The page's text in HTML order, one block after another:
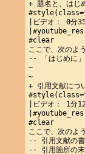
+ 題名と、はじ
|ビデオ： 0分
#clear
ここで、次のよ
-- 「はじめに」
~
~
+ 引用文献につ
|ビデオ： 1分
#clear
ここで、次のよ
-- 引用文献の書
-- 引用箇所の末